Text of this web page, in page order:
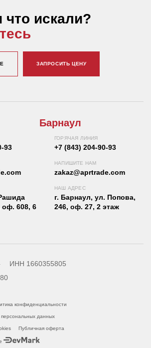
искали?
ЗАПРОСИТЬ ЦЕНУ
93
оф. 608, 6
Барнаул
ГОРЯЧАЯ ЛИНИЯ
+7 (843) 204-90-93
НАПИШИТЕ НАМ
zakaz@aprtrade.com
НАШ АДРЕС
г. Барнаул, ул. Попова,
246, оф. 27, 2 этаж
ИНН 1660355805
конфиденциальности
данных
Публичная оферта